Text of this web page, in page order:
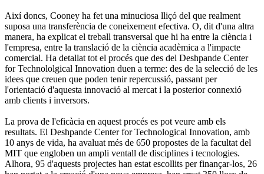
Així doncs, Cooney ha fet una minuciosa lliçó del que realment
suposa una transferència de coneixement efectiva. O, dit d'una altra
manera, ha explicat el treball transversal que hi ha entre la ciència i
l'empresa, entre la translació de la ciència acadèmica a l'impacte
comercial. Ha detallat tot el procés que des del Deshpande Center
for Technololgical Innovation duen a terme: des de la selecció de les
idees que creuen que poden tenir repercussió, passant per
l'orientació d'aquesta innovació al mercat i la posterior connexió
amb clients i inversors.
La prova de l'eficàcia en aquest procés es pot veure amb els
resultats. El Deshpande Center for Technological Innovation, amb
10 anys de vida, ha avaluat més de 650 propostes de la facultat del
MIT que engloben un ampli ventall de disciplines i tecnologies.
Alhora, 95 d'aquests projectes han estat escollits per finançar-los, 26